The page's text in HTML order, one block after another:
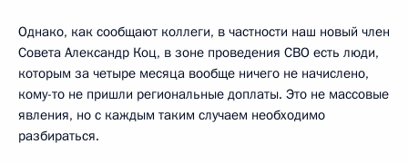
Однако, как сообщают коллеги, в частности наш новый член
Совета Александр Коц, в зоне проведения СВО есть люди,
которым за четыре месяца вообще ничего не начислено,
кому-то не пришли региональные доплаты. Это не массовые
явления, но с каждым таким случаем необходимо
разбираться.